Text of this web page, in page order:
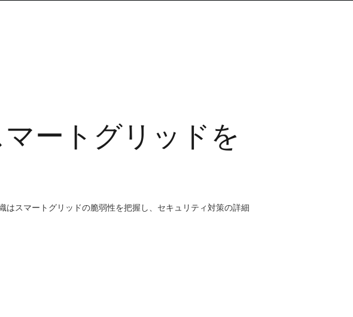
ートグリッドを
スマートグリッドの脆弱性を把握し、セキュリティ対策の詳細